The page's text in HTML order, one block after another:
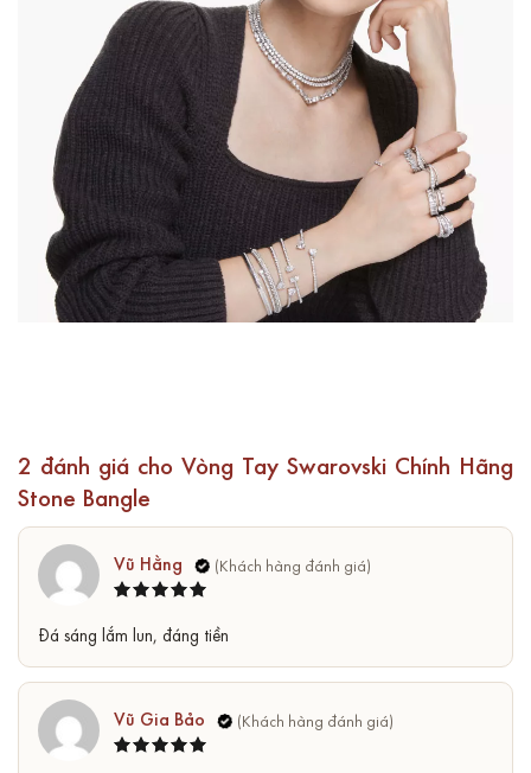
2 đánh giá cho Vòng Tay Swarovski Chính Hãng
Stone Bangle
hạng55
Vũ Hằng
Đá sáng lắm lun, đáng tiền
Vũ Gia Bảo